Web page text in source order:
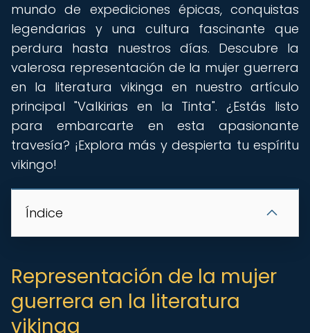
mundo de expediciones épicas, conquistas
legendarias y una cultura fascinante que
perdura hasta nuestros días. Descubre la
valerosa representación de la mujer guerrera
en la literatura vikinga en nuestro artículo
principal "Valkirias en la Tinta". ¿Estás listo
para embarcarte en esta apasionante
travesía? ¡Explora más y despierta tu espíritu
vikingo!
Índice
Representación de la mujer
guerrera en la literatura
vikinga